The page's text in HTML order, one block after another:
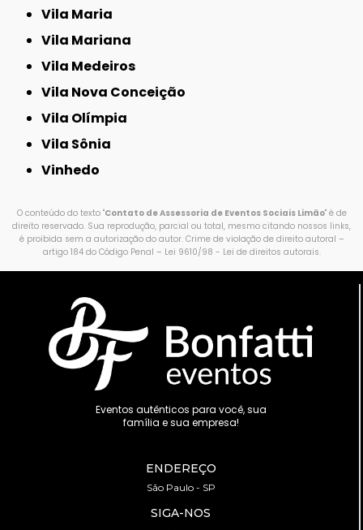
Vila Maria
Vila Mariana
Vila Medeiros
Vila Nova Conceição
Vila Olímpia
Vila Sônia
Vinhedo
O conteúdo do texto "Contato de Assessoria de Eventos Sociais Limão" é de
direito reservado. Sua reprodução, parcial ou total, mesmo citando nossos links,
é proibida sem a autorização do autor. Crime de violação de direito autoral –
artigo 184 do Código Penal – Lei 9610/98 - Lei de direitos autorais.
Eventos autênticos para você, sua
família e sua empresa!
ENDEREÇO
São Paulo - SP
SIGA-NOS